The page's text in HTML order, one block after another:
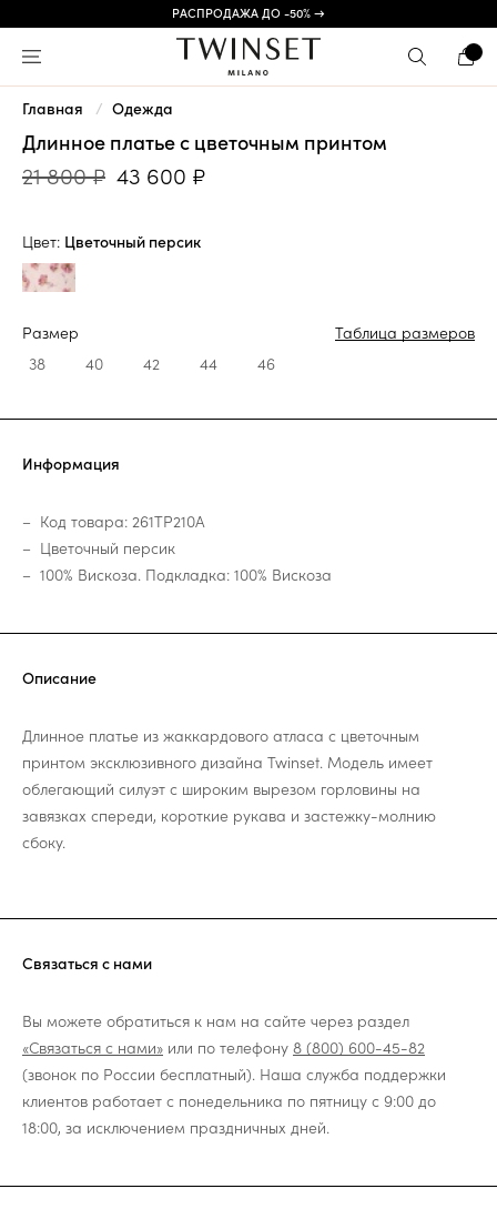
РАСПРОДАЖА ДО -50% →
Главная Одежда
Длинное платье с цветочным принтом
21 800 ₽ 43 600 ₽
Цвет: Цветочный персик
Размер
Таблица размеров
38
40 42 44 46
Информация
Код товара: 261TP210A
Цветочный персик
100% Вискоза. Подкладка: 100% Вискоза
Описание
Длинное платье из жаккардового атласа с цветочным
принтом эксклюзивного дизайна Twinset. Модель имеет
облегающий силуэт с широким вырезом горловины на
завязках спереди, короткие рукава и застежку-молнию
сбоку.
Связаться с нами
Вы можете обратиться к нам на сайте через раздел
«Связаться с нами» или по телефону 8 (800) 600-45-82
(звонок по России бесплатный). Наша служба поддержки
клиентов работает с понедельника по пятницу с 9:00 до
18:00, за исключением праздничных дней.